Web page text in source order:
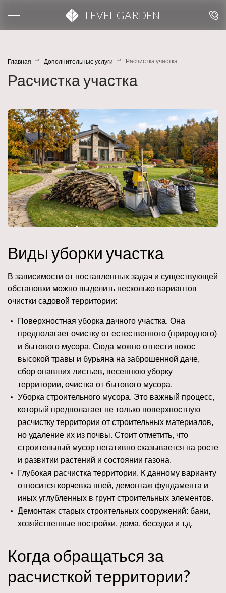
LEVEL GARDEN
Главная Дополнительные услуги Расчистка участка
Расчистка участка
Виды уборки участка
В зависимости от поставленных задач и существующей
обстановки можно выделить несколько вариантов
очистки садовой территории:
Поверхностная уборка дачного участка. Она
предполагает очистку от естественного (природного)
и бытового мусора. Сюда можно отнести покос
высокой травы и бурьяна на заброшенной даче,
сбор опавших листьев, весеннюю уборку
территории, очистка от бытового мусора.
Уборка строительного мусора. Это важный процесс,
который предполагает не только поверхностную
расчистку территории от строительных материалов,
но удаление их из почвы. Стоит отметить, что
строительный мусор негативно сказывается на росте
и развитии растений и состоянии газона.
Глубокая расчистка территории. К данному варианту
относится корчевка пней, демонтаж фундамента и
иных углубленных в грунт строительных элементов.
Демонтаж старых строительных сооружений: бани,
хозяйственные постройки, дома, беседки и т.д.
Когда обращаться за
расчисткой территории?